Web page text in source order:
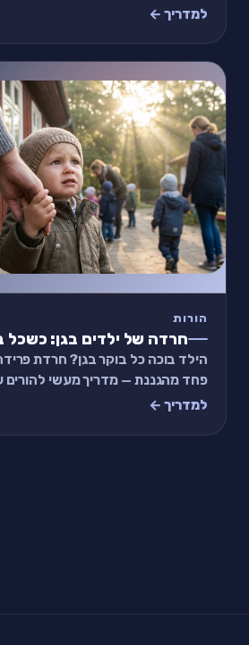
דקות, ומתי לפנות לעזרה מקצועית.
למדריך ←
הורות
חרדה של ילדים בגן: כשכל
הילד בוכה כל בוקר בגן? חרדת
דקות שעוזר.
למדריך ←